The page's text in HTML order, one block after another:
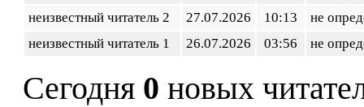
неизвестный читатель 2
27.07.2026 10:13
не
неизвестный читатель 1
26.07.2026 03:56 не
Сегодня 0 новых